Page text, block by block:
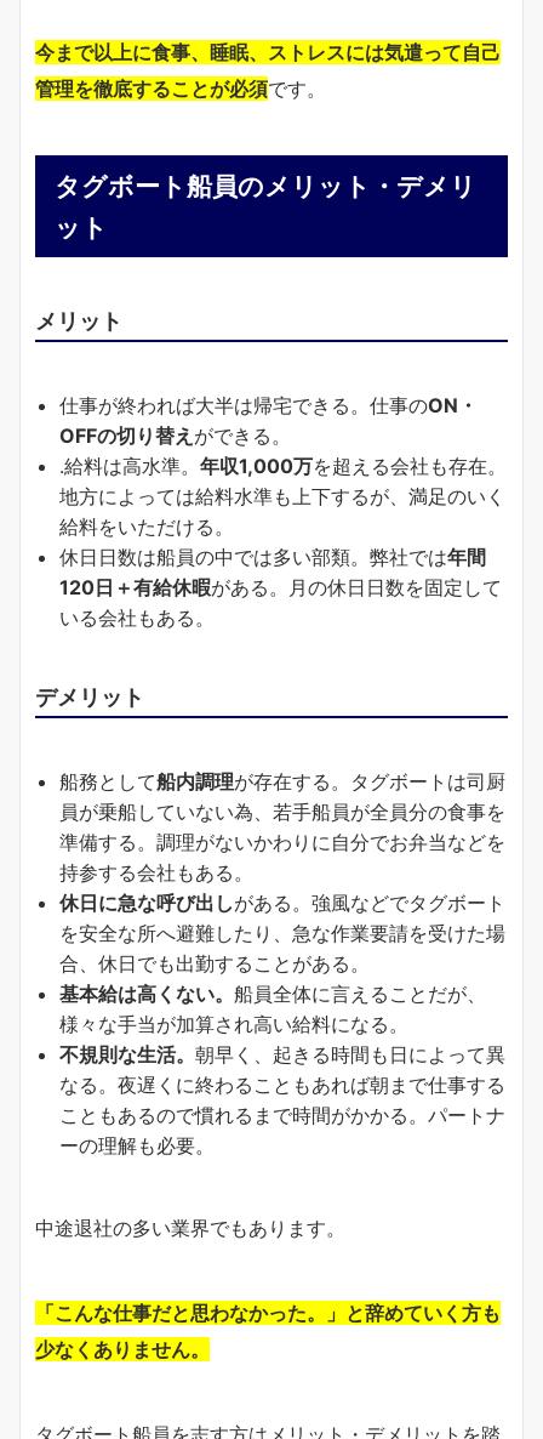
今まで以上に食事、睡眠、ストレスには気遣って自己
管理を徹底することが必須です。
タグボート船員のメリット・デメリ
ット
メリット
仕事が終われば大半は帰宅できる。仕事のON・
OFFの切り替え ができる。
.給料は高水準。 年収1,000万を超える会社も存在。
地方によっては給料水準も上下するが、満足のいく
給料をいただける。
休日日数は船員の中では多い部類。弊社では年間
120日＋有給休暇がある。月の休日日数を固定して
いる会社もある。
デメリット
船務として船内調理が存在する。タグボートは司厨
員が乗船していない為、若手船員が全員分の食事を
準備する。調理がないかわりに自分でお弁当などを
持参する会社もある。
休日に急な呼び出しがある。強風などでタグボート
を安全な所へ避難したり、急な作業要請を受けた場
合、休日でも出勤することがある。
基本給は高くない。 船員全体に言えることだが、
様々な手当が加算され高い給料になる。
不規則な生活。 朝早く、起きる時間も日によって異
なる。夜遅くに終わることもあれば朝まで仕事する
こともあるので慣れるまで時間がかかる。パートナ
ーの理解も必要。
中途退社の多い業界でもあります。
「こんな仕事だと思わなかった。」と辞めていく方も
少なくありません。